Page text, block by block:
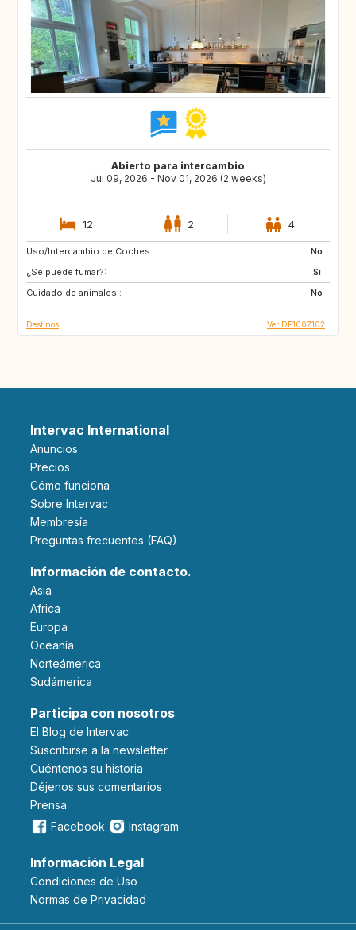
Abierto para intercambio
Jul 09, 2026 - Nov 01, 2026 (2 weeks)
12 2 4
Uso/Intercambio de Coches:
No
¿Se puede fumar?:
Si
Cuidado de animales :
No
SE
FR
CH
Destinos Ver DE1007102
Intervac International
Anuncios
Precios
Cómo funciona
Sobre Intervac
Membresía
Preguntas frecuentes (FAQ)
Información de contacto.
Asia
Africa
Europa
Oceanía
Norteámerica
Sudámerica
Participa con nosotros
El Blog de Intervac
Suscribirse a la newsletter
Cuéntenos su historia
Déjenos sus comentarios
Prensa
Facebook
Instagram
Información Legal
Condiciones de Uso
Normas de Privacidad